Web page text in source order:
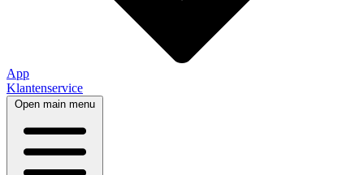
App
Klantenservice
Open main menu